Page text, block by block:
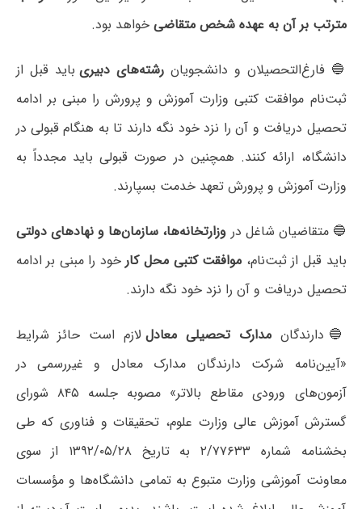
مترتب بر آن به عهده شخص متقاضی خواهد بود.
🔵 فارغ‌التحصیلان و دانشجویانرشته‌های دبیری باید قبل از
ثبت‌نام موافقت کتبی وزارت آموزش و پرورش را مبنی بر ادامه
تحصیل دریافت و آن را نزد خود نگه دارند تا به هنگام قبولی در
دانشگاه، ارائه کنند. همچنین در صورت قبولی باید مجدداً به
وزارت آموزش و پرورش تعهد خدمت بسپارند.
🔵 متقاضیان شاغل در وزارتخانه‌ها، سازمان‌ها و نهادهای دولتی
باید قبل از ثبت‌نام، موافقت کتبی محل کارخود را مبنی بر ادامه
تحصیل دریافت و آن را نزد خود نگه دارند.
🔵دارندگانمدارک تحصیلی معادللازم است حائز شرایط
«آیین‌نامه شرکت دارندگان مدارک معادل و غیررسمی در
آزمون‌های ورودی مقاطع بالاتر» مصوبه جلسه ۸۴۵ شورای
گسترش آموزش عالی وزارت علوم، تحقیقات و فناوری که طی
بخشنامه شماره ۲/۷۷۶۳۳ به تاریخ ۱۳۹۲/۰۵/۲۸ از سوی
معاونت آموزشی وزارت متبوع به تمامی دانشگاه‌ها و مؤسسات